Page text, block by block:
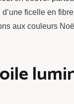
ficelle en
aux couleurs